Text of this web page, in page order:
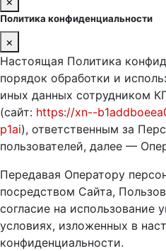
Политика конфиденциальности
×
Настоящая Политика
порядок обработки и
иных данных сотрудником
(сайт: https://xn--
p1ai), ответственным за
пользователей, далее —
Передавая Оператору
посредством Сайта,
согласие на использование
условиях, изложенных в
конфиденциальности.